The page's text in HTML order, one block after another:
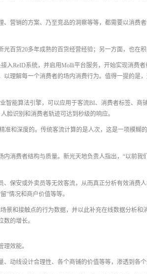
营销的方案、乃至竞品的洞察等等，都需要以消费
百货20多年成熟的百货经营经验；另一方面，也在
入ReID系统，并启用Molli平台服务，开始实现消费
理解每一个消费者的场内消费行为。值得一提的是
智能算法引擎，可以应用于客流BI、消费者标签、商
脸识别和消费者轨迹可达到秒级的响应。
和深度的。传统客流计算的是人次，这是一项模糊
消费者结构与质量。新光天地负责人指出，“以前
保安或外卖员等无效客流，从而真正分析有效消费
”情况和商户价值等等。
景和接触点的行为数据，并以此补充在线数据分析和
的增长。
效能。
动线设计合理性、各个商铺的价值等等，渗透到各个